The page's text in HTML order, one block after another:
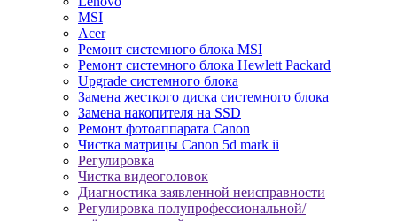
MSI
Acer
Ремонт системного блока MSI
Ремонт системного блока Hewlett Packard
Upgrade системного блока
Замена жесткого диска системного блока
Замена накопителя на SSD
Ремонт фотоаппарата Canon
Чистка матрицы Canon 5d mark ii
Регулировка
Чистка видеоголовок
Диагностика заявленной неисправности
Регулировка полупрофессиональной/